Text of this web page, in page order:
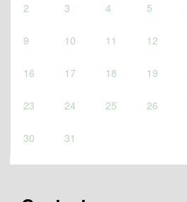
2 3 4 5
9 10 11 12
16 17 18 19
23 24 25 26
30 31